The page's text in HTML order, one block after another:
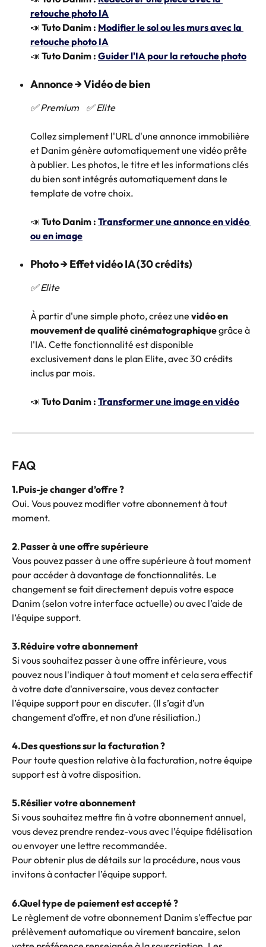
retouche photo IA
📣 Tuto Danim : Modifier le sol ou les murs avec la
retouche photo IA
📣 Tuto Danim : Guider l'IA pour la retouche photo
Annonce → Vidéo de bien
✅ Premium    ✅ Elite
Collez simplement l'URL d'une annonce immobilière
et Danim génère automatiquement une vidéo prête
à publier. Les photos, le titre et les informations clés
du bien sont intégrés automatiquement dans le
template de votre choix.
📣 Tuto Danim : Transformer une annonce en vidéo
ou en image
Photo → Effet vidéo IA (30 crédits)
✅ Elite
À partir d'une simple photo, créez une vidéo en
mouvement de qualité cinématographique grâce à
l'IA. Cette fonctionnalité est disponible
exclusivement dans le plan Elite, avec 30 crédits
inclus par mois.
📣 Tuto Danim : Transformer une image en vidéo
FAQ
1.Puis-je changer d’offre ?
Oui. Vous pouvez modifier votre abonnement à tout
moment.
​2.Passer à une offre supérieure
Vous pouvez passer à une offre supérieure à tout moment
pour accéder à davantage de fonctionnalités. Le
changement se fait directement depuis votre espace
Danim (selon votre interface actuelle) ou avec l’aide de
l’équipe support.
3.Réduire votre abonnement
Si vous souhaitez passer à une offre inférieure, vous
pouvez nous l'indiquer à tout moment et cela sera effectif
à votre date d'anniversaire, vous devez contacter
l’équipe support pour en discuter. (Il s’agit d’un
changement d’offre, et non d’une résiliation.)
​4.Des questions sur la facturation ?
Pour toute question relative à la facturation, notre équipe
support est à votre disposition.
5.Résilier votre abonnement
Si vous souhaitez mettre fin à votre abonnement annuel,
vous devez prendre rendez-vous avec l’équipe fidélisation
ou envoyer une lettre recommandée.
Pour obtenir plus de détails sur la procédure, nous vous
invitons à contacter l’équipe support.
6.Quel type de paiement est accepté ?
Le règlement de votre abonnement Danim s'effectue par
prélèvement automatique ou virement bancaire, selon